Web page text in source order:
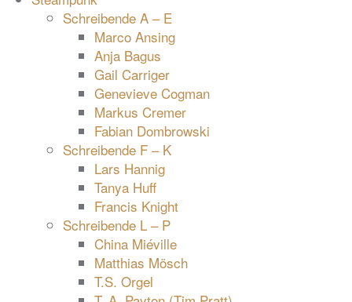
Schreibende A – E
Marco Ansing
Anja Bagus
Gail Carriger
Genevieve Cogman
Markus Cremer
Fabian Dombrowski
Schreibende F – K
Lars Hannig
Tanya Huff
Francis Knight
Schreibende L – P
China Miéville
Matthias Mösch
T.S. Orgel